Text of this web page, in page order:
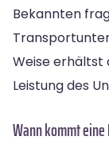
Bekannten
Weise erhältst
Leistung des
Wann kommt